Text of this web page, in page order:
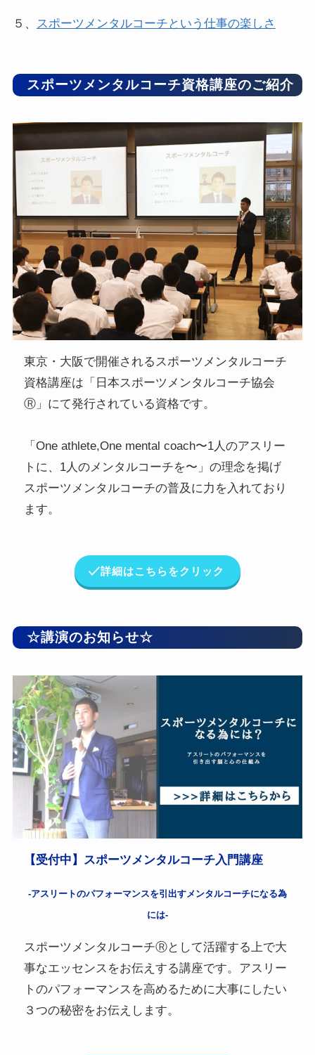
５、 スポーツメンタルコーチという仕事の楽しさ
スポーツメンタルコーチ資格講座のご紹介
東京・大阪で開催されるスポーツメンタルコーチ
資格講座は「日本スポーツメンタルコーチ協会
Ⓡ」にて発行されている資格です。
「One athlete,One mental coach〜1人のアスリー
トに、1人のメンタルコーチを〜」の理念を掲げ
スポーツメンタルコーチの普及に力を入れており
ます。
詳細はこちらをクリック
☆講演のお知らせ☆
【受付中】スポーツメンタルコーチ入門講座
-アスリートのパフォーマンスを引出すメンタルコーチになる為
には-
スポーツメンタルコーチⓇとして活躍する上で大
事なエッセンスをお伝えする講座です。アスリー
トのパフォーマンスを高めるために大事にしたい
３つの秘密をお伝えします。